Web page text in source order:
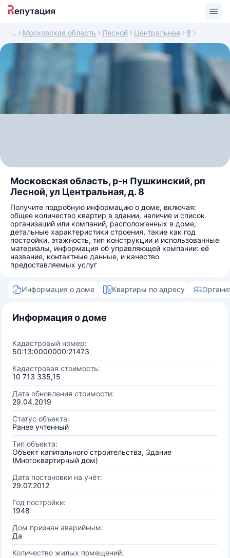
Московская область Лесной Центральная 8
Московская область, р-н Пушкинский, рп
Лесной, ул Центральная, д. 8
Получите подробную информацию о доме, включая:
общее количество квартир в здании, наличие и список
организаций или компаний, расположенных в доме,
детальные характеристики строения, такие как год
постройки, этажность, тип конструкции и использованные
материалы, информация об управляющей компании: её
название, контактные данные, и качество
предоставляемых услуг
Информация о доме Квартиры по адресу
Информация о доме
Кадастровый номер:
50:13:0000000:21473
Кадастровая стоимость:
10 713 335,15
Дата обновления стоимости:
29.04.2019
Статус объекта:
Ранее учтенный
Тип объекта:
Объект капитального строительства, Здание
(Многоквартирный дом)
Дата постановки на учёт:
29.07.2012
Год постройки:
1948
Дом признан аварийным:
Да
Количество жилых помещений: